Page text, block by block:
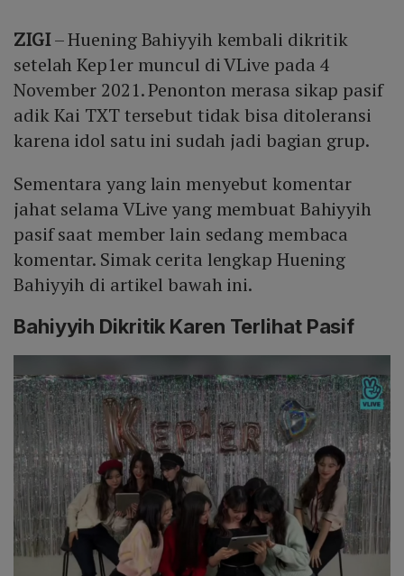
ZIGI– Huening Bahiyyih kembali dikritik
setelah Kep1er muncul di VLive pada 4
November 2021. Penonton merasa sikap pasif
adik Kai TXT tersebut tidak bisa ditoleransi
karena idol satu ini sudah jadi bagian grup.
Sementara yang lain menyebut komentar
jahat selama VLive yang membuat Bahiyyih
pasif saat member lain sedang membaca
komentar. Simak cerita lengkap Huening
Bahiyyih di artikel bawah ini.
Bahiyyih Dikritik Karen Terlihat Pasif